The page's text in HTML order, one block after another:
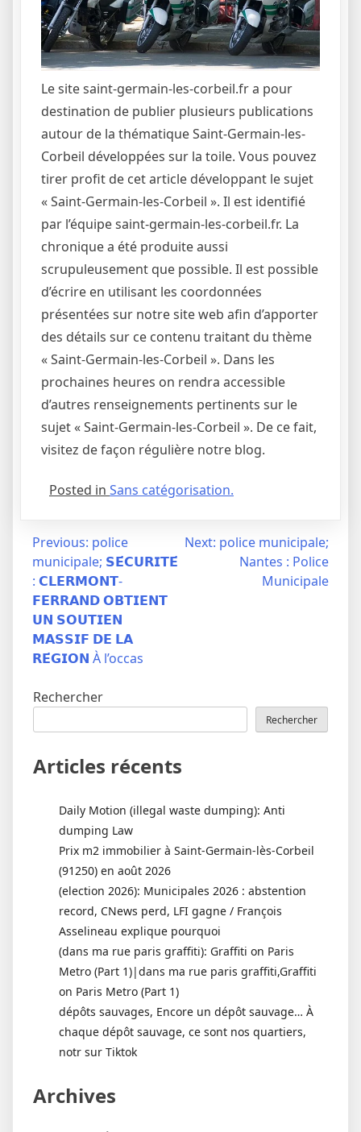
Le site saint-germain-les-corbeil.fr a pour
destination de publier plusieurs publications
autour de la thématique Saint-Germain-les-
Corbeil développées sur la toile. Vous pouvez
tirer profit de cet article développant le sujet
« Saint-Germain-les-Corbeil ». Il est identifié
par l’équipe saint-germain-les-corbeil.fr. La
chronique a été produite aussi
scrupuleusement que possible. Il est possible
d’écrire en utilisant les coordonnées
présentées sur notre site web afin d’apporter
des détails sur ce contenu traitant du thème
« Saint-Germain-les-Corbeil ». Dans les
prochaines heures on rendra accessible
d’autres renseignements pertinents sur le
sujet « Saint-Germain-les-Corbeil ». De ce fait,
visitez de façon régulière notre blog.
Posted in Sans catégorisation.
Navigation
l’article
Previous: police
municipale; 𝗦𝗘́𝗖𝗨𝗥𝗜𝗧𝗘́
: 𝗖𝗟𝗘𝗥𝗠𝗢𝗡𝗧-
𝗙𝗘𝗥𝗥𝗔𝗡𝗗 𝗢𝗕𝗧𝗜𝗘𝗡𝗧
𝗨𝗡 𝗦𝗢𝗨𝗧𝗜𝗘𝗡
𝗠𝗔𝗦𝗦𝗜𝗙 𝗗𝗘 𝗟𝗔
𝗥𝗘́𝗚𝗜𝗢𝗡 À l’occas
Next: police municipale;
Nantes : Police
Municipale
Rechercher
Rechercher
Articles récents
Daily Motion (illegal waste dumping): Anti
dumping Law
Prix m2 immobilier à Saint-Germain-lès-Corbeil
(91250) en août 2026
(election 2026): Municipales 2026 : abstention
record, CNews perd, LFI gagne / François
Asselineau explique pourquoi
(dans ma rue paris graffiti): Graffiti on Paris
Metro (Part 1)|dans ma rue paris graffiti,Graffiti
on Paris Metro (Part 1)
dépôts sauvages, Encore un dépôt sauvage… À
chaque dépôt sauvage, ce sont nos quartiers,
notr sur Tiktok
Archives